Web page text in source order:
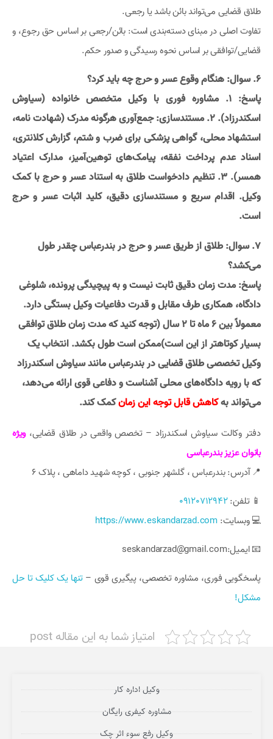
طلاق قضایی می‌تواند بائن باشد یا رجعی.
تفاوت اصلی در مبنای دسته‌بندی است: بائن/رجعی بر اساس حق رجوع، و
قضایی/توافقی بر اساس نحوه رسیدگی و صدور حکم.
6. سوال: هنگام وقوع عسر و حرج چه باید کرد؟
پاسخ: 1. مشاوره فوری با وکیل متخصص خانواده (سیاوش
اسکندرزاد). 2. مستندسازی: جمع‌آوری هرگونه مدرک (شهادت نامه،
استشهاد محلی، گواهی پزشکی برای ضرب و شتم، گزارش کلانتری،
اسناد عدم پرداخت نفقه، پیامک‌های توهین‌آمیز، مدارک اعتیاد
همسر). 3. تنظیم دادخواست طلاق به استناد عسر و حرج با کمک
وکیل. اقدام سریع و مستندسازی دقیق، کلید اثبات عسر و حرج
است.
7. سوال: طلاق از طریق عسر و حرج در بندرعباس چقدر طول
می‌کشد؟
پاسخ: مدت زمان دقیق ثابت نیست و به پیچیدگی پرونده، شلوغی
دادگاه، همکاری طرف مقابل و قدرت دفاعیات وکیل بستگی دارد.
معمولاً بین 6 ماه تا 2 سال (توجه کنید که مدت زمان طلاق توافقی
بسیار کوتاهتر از این است)ممکن است طول بکشد. انتخاب یک
وکیل تخصصی طلاق قضایی در بندرعباس مانند سیاوش اسکندرزاد
که با رویه دادگاه‌های محلی آشناست و دفاعی قوی ارائه می‌دهد،
می‌تواند بهکاهش قابل توجه این زمانکمک کند.
دفتر وکالت سیاوش اسکندرزاد – تخصص واقعی در طلاق قضایی،ویژه
بانوان عزیز بندرعباسی
📍 آدرس: بندرعباس ، گلشهر جنوبی ، کوچه شهید داماهی ، پلاک 6
📱 تلفن:09120712942
💻 وبسایت: https://www.eskandarzad.com
📧 ایمیل:seskandarzad@gmail.com
پاسخگویی فوری، مشاوره تخصصی، پیگیری قوی – تنها یک کلیک تا حل
مشکل!
امتیاز شما به این مقاله post
وکیل اداره کار
مشاوره کیفری رایگان
وکیل رفع سوء اثر چک